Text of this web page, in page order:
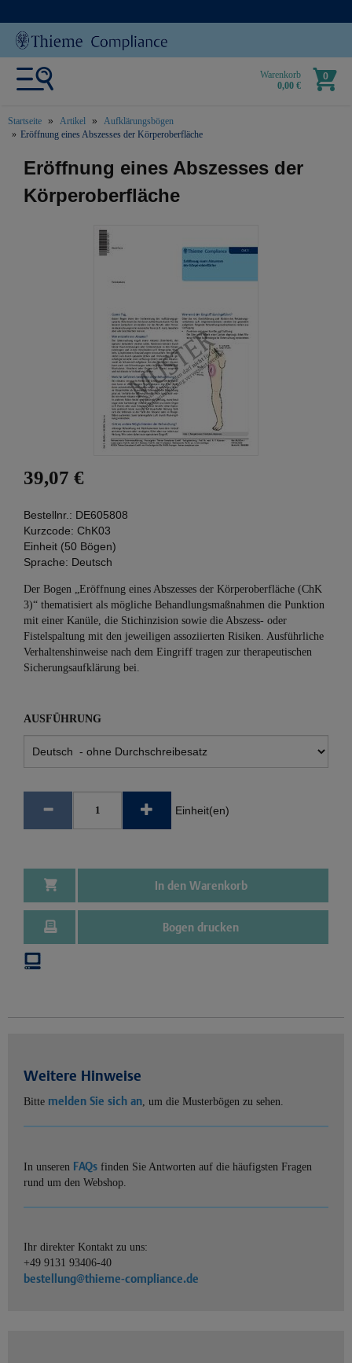
Warenkorb
0,00 €
0
Startseite Artikel
Aufklärungsbögen
Eröffnung eines Abszesses der Körperoberfläche
text.skipToContent
text.skipToNavigation
Eröffnung eines Abszesses der
Körperoberfläche
39,07 €
Bestellnr.: DE605808
Kurzcode: ChK03
Einheit (50 Bögen)
Sprache: Deutsch
Der Bogen „Eröffnung eines Abszesses der Körperoberfläche (ChK
3)“ thematisiert als mögliche Behandlungsmaßnahmen die Punktion
mit einer Kanüle, die Stichinzision sowie die Abszess- oder
Fistelspaltung mit den jeweiligen assoziierten Risiken. Ausführliche
Verhaltenshinweise nach dem Eingriff tragen zur therapeutischen
Sicherungsaufklärung bei.
AUSFÜHRUNG
Einheit(en)
In den Warenkorb
Bogen drucken
Weitere Hinweise
Bitte melden Sie sich an, um die Musterbögen zu sehen.
In unseren FAQs finden Sie Antworten auf die häufigsten Fragen
rund um den Webshop.
Ihr direkter Kontakt zu uns:
+49 9131 93406-40
bestellung@thieme-compliance.de